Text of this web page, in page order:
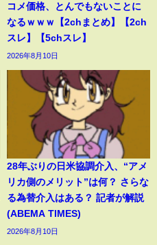
コメ価格、とんでもないことに
なるｗｗｗ【2chまとめ】【2ch
スレ】【5chスレ】
2026年8月10日
28年ぶりの日米協調介入、“アメ
リカ側のメリット”は何？ さらな
る為替介入はある？ 記者が解説
(ABEMA TIMES)
2026年8月10日